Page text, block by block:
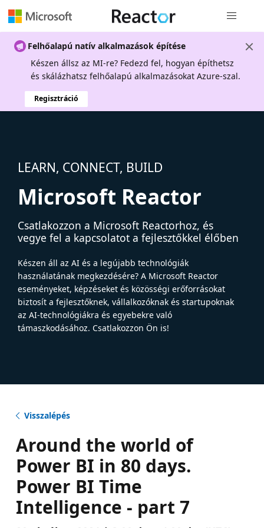
Felhőalapú natív alkalmazások építése
Készen állsz az MI-re? Fedezd fel, hogyan építhetsz
és skálázhatsz felhőalapú alkalmazásokat Azure-szal.
Regisztráció
LEARN, CONNECT, BUILD
Microsoft Reactor
Csatlakozzon a Microsoft Reactorhoz, és
vegye fel a kapcsolatot a fejlesztőkkel élőben
Készen áll az AI és a legújabb technológiák
használatának megkezdésére? A Microsoft Reactor
eseményeket, képzéseket és közösségi erőforrásokat
biztosít a fejlesztőknek, vállalkozóknak és startupoknak
az AI-technológiákra és egyebekre való
támaszkodásához. Csatlakozzon Ön is!
Visszalépés
Around the world of
Power BI in 80 days.
Power BI Time
Intelligence - part 7